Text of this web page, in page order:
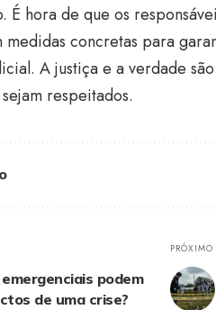
É hora de que os
medidas concretas para
A justiça e a verdade
respeitados.
podem
de uma crise?